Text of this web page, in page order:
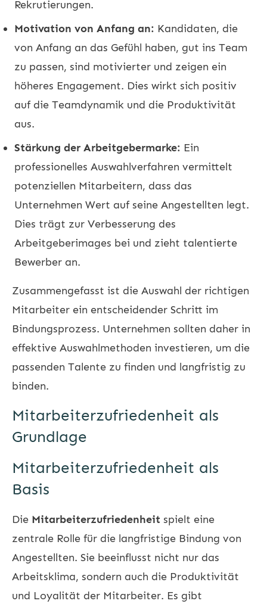
Rekrutierungen.
Motivation von Anfang an: Kandidaten, die
von Anfang an das Gefühl haben, gut ins Team
zu passen, sind motivierter und zeigen ein
höheres Engagement. Dies wirkt sich positiv
auf die Teamdynamik und die Produktivität
aus.
Stärkung der Arbeitgebermarke: Ein
professionelles Auswahlverfahren vermittelt
potenziellen Mitarbeitern, dass das
Unternehmen Wert auf seine Angestellten legt.
Dies trägt zur Verbesserung des
Arbeitgeberimages bei und zieht talentierte
Bewerber an.
Zusammengefasst ist die Auswahl der richtigen
Mitarbeiter ein entscheidender Schritt im
Bindungsprozess. Unternehmen sollten daher in
effektive Auswahlmethoden investieren, um die
passenden Talente zu finden und langfristig zu
binden.
Mitarbeiterzufriedenheit als
Grundlage
Mitarbeiterzufriedenheit als
Basis
Die Mitarbeiterzufriedenheit spielt eine
zentrale Rolle für die langfristige Bindung von
Angestellten. Sie beeinflusst nicht nur das
Arbeitsklima, sondern auch die Produktivität
und Loyalität der Mitarbeiter. Es gibt